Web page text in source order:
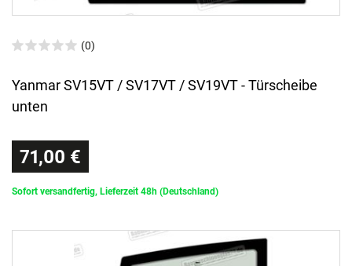
(0)
Yanmar SV15VT / SV17VT / SV19VT - Türscheibe
unten
71,00 €
Sofort versandfertig, Lieferzeit 48h (Deutschland)